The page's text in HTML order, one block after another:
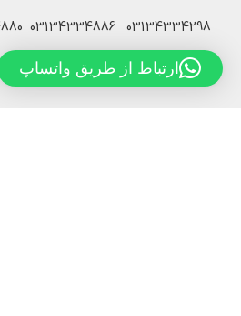
03134334298
03134334886
09129552236
ارتباط از طریق واتساپ